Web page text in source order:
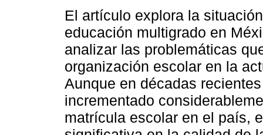
El artículo explora la
educación multigrado en
analizar las problemáticas
organización escolar en la
Aunque en décadas
incrementado
matrícula escolar en el país,